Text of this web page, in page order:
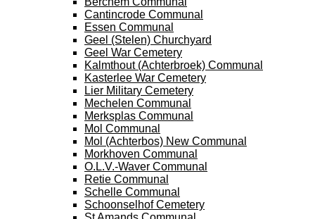
Cantincrode Communal
Essen Communal
Geel (Stelen) Churchyard
Geel War Cemetery
Kalmthout (Achterbroek) Communal
Kasterlee War Cemetery
Lier Military Cemetery
Mechelen Communal
Merksplas Communal
Mol Communal
Mol (Achterbos) New Communal
Morkhoven Communal
O.L.V.-Waver Communal
Retie Communal
Schelle Communal
Schoonselhof Cemetery